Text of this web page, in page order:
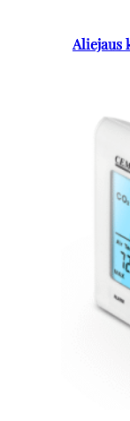
Aliejaus